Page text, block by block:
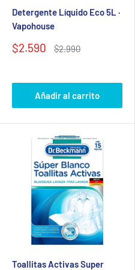
Detergente Líquido Eco 5L ·
Vapohouse
Precio
$2.590
Precio
$2.990
Añadir al carrito
Toallitas Activas Super